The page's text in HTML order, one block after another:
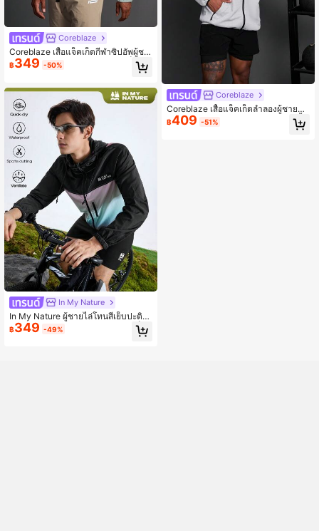
Coreblaze
Coreblaze เสื้อแจ็คเก็ตกีฬาซิปอัพผู้ชา
ย สไตล์บอยเฟรนด์ แขนยาว ตัดเย็บสีตั
ดกัน เสื้อผ้าลำลองสำหรับออกกำลังกาย
มดา
฿349 -50%
In My Nature
In My Nature ผู้ชายไล่โทนสีเย็บปะติด
ปะต่อกัน Drawstring คลุมด้วยผ้าแจ็คเ
ก็ตป้องกันแสงแดดกลางแจ้ง
฿349 -49%
Coreblaze
Coreblaze เสื้อแจ็คเก็ตลำลองผู้ชายสไ
ตล์บอยเฟรนด์ แต่งขอบตัดกัน มีฮู้ด เสื้อ
แจ็คเก็ตกีฬา
฿409 -51%